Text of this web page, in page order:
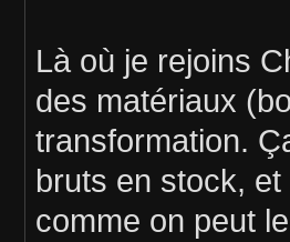
Là où je rejoins
des matériaux
transformation.
bruts en stock,
comme on peut